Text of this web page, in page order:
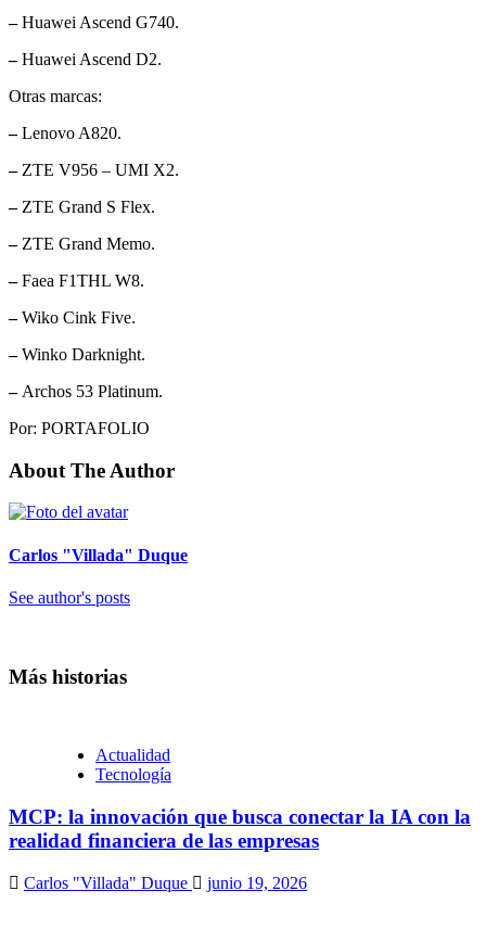
–Huawei Ascend G740.
–Huawei Ascend D2.
Otras marcas:
–Lenovo A820.
– ZTE V956 – UMI X2.
– ZTE Grand S Flex.
– ZTE Grand Memo.
–Faea F1THL W8.
–Wiko Cink Five.
–Winko Darknight.
– Archos 53 Platinum.
Por: PORTAFOLIO
About The Author
Carlos "Villada" Duque
See author's posts
Más historias
Actualidad
Tecnología
MCP: la innovación que busca conectar la IA con la
realidad financiera de las empresas
Carlos "Villada" Duque junio 19, 2026